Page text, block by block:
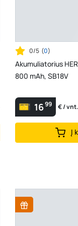
0/5 (0)
Akumuliatorius
800 mAh, SB18V
1699 € / vnt.
Į